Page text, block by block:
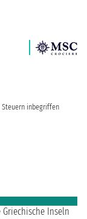
Steuern inbegriffen